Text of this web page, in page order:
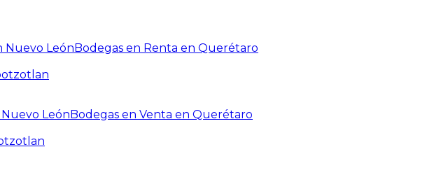
Nuevo LeónBodegas en Renta en Querétaro
LeónBodegas en Venta en Querétaro